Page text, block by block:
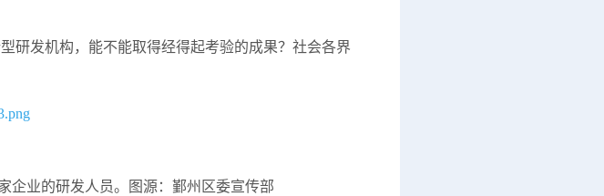
发机构，能不能取得经得起考验的成果？社会各界
源：鄞州区委宣传部